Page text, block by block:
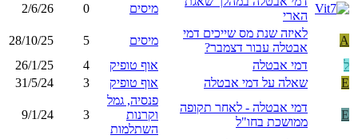
הארי
מיסים 0
2/6/26
A
לאיזה שנת מס שייכים דמי
אבטלה עבור דצמבר?
מיסים 5
28/10/25
ל
דמי אבטלה אוף טופיק 4
26/1/25
E
שאלה על דמי אבטלה אוף טופיק 3
31/5/24
E
דמי אבטלה - לאחר תקופה
ממושכת בחו"ל
פנסיה, גמל
וקרנות
השתלמות
3
9/1/24